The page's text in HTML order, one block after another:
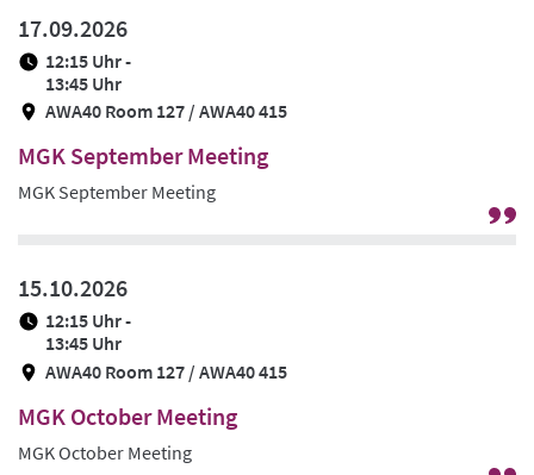
17.09.2026
12:15 Uhr -
13:45 Uhr
AWA40 Room 127 / AWA40 415
MGK September Meeting
MGK September Meeting
15.10.2026
12:15 Uhr -
13:45 Uhr
AWA40 Room 127 / AWA40 415
MGK October Meeting
MGK October Meeting